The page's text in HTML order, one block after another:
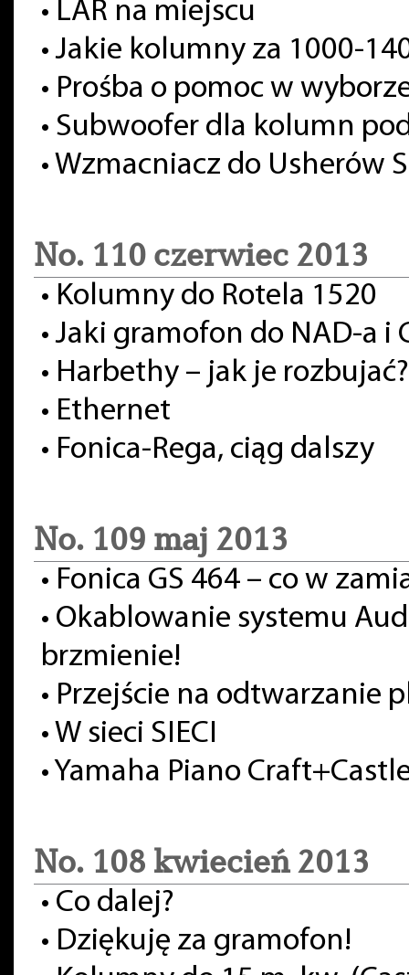
• LAR na miejscu
•Jakie kolumny za 1000-
• Prośba o pomoc w
• Subwoofer dla kolumn
• Wzmacniacz do Usherów
No. 110 czerwiec 2013
• Kolumny do Rotela 1520
•Jaki gramofon do NAD-a i
• Harbethy – jak je rozbujać?
• Ethernet
• Fonica-Rega, ciąg dalszy
No. 109 maj 2013
• Fonica GS 464 – co w
• Okablowanie systemu
brzmienie!
• Przejście na odtwarzanie
• W sieci SIECI
• Yamaha Piano
No. 108 kwiecień 2013
• Co dalej?
• Dziękuję za gramofon!